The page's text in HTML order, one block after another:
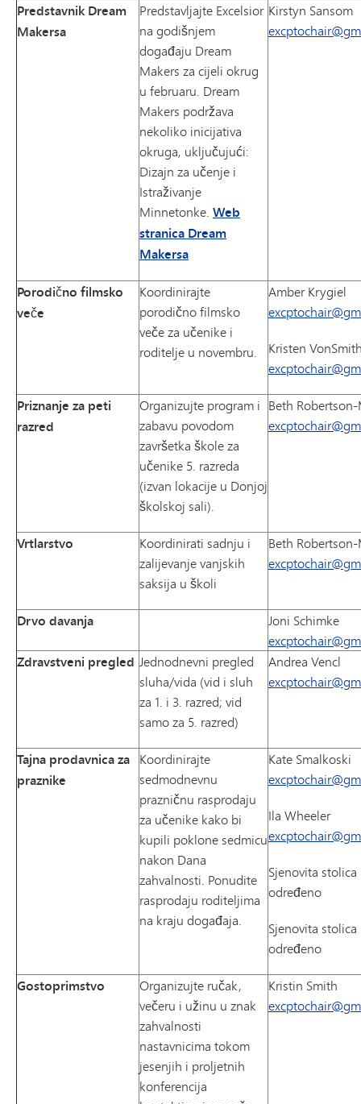
Predstavnik Dream
Makersa
Predstavljajte Excelsior
na godišnjem
događaju Dream
Makers za cijeli okrug
u februaru. Dream
Makers podržava
nekoliko inicijativa
okruga, uključujući:
Dizajn za učenje i
Istraživanje
Minnetonke. Web
stranica Dream
Makersa
Kirstyn Sansom
Porodično filmsko
veče
Koordinirajte
porodično filmsko
veče za učenike i
roditelje u novembru.
Amber Krygiel
Kristen
Priznanje za peti
razred
Organizujte program i
zabavu povodom
završetka škole za
učenike 5. razreda
(izvan lokacije u Donjoj
školskoj sali).
Beth
Vrtlarstvo
Koordinirati sadnju i
zalijevanje vanjskih
saksija u školi
Beth
Drvo davanja
Joni Schimke
Zdravstveni pregled Jednodnevni pregled
sluha/vida (vid i sluh
za 1. i 3. razred; vid
samo za 5. razred)
Andrea Vencl
Tajna prodavnica za
praznike
Koordinirajte
sedmodnevnu
prazničnu rasprodaju
za učenike kako bi
kupili poklone sedmicu
nakon Dana
zahvalnosti. Ponudite
rasprodaju roditeljima
na kraju događaja.
Kate Smalkoski
Ila Wheeler
Sjenovita
određeno
Sjenovita
određeno
Gostoprimstvo
Organizujte ručak,
večeru i užinu u znak
zahvalnosti
nastavnicima tokom
jesenjih i proljetnih
konferencija
Kristin Smith